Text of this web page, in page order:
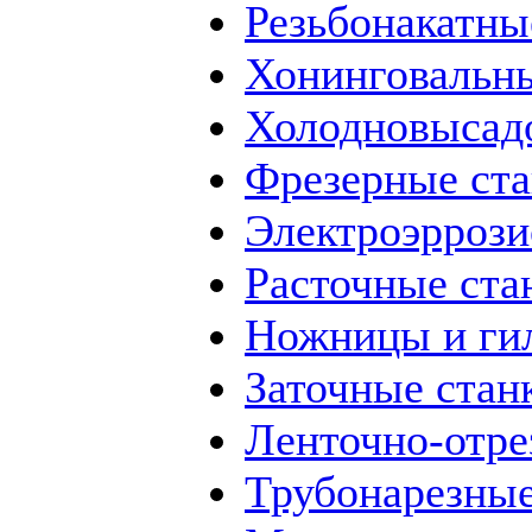
Фрезерные
Расточные
Ножницы и
Заточные
Ленточно-